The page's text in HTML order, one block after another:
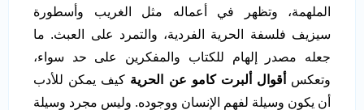
الملهمة، وتظهر في أعماله مثل الغريب وأسطورة
سيزيف فلسفة الحرية الفردية، والتمرد على العبث. ما
جعله مصدر إلهام للكتاب والمفكرين على حد سواء،
وتعكس
أقوال ألبرت كامو عن الحرية كيف يمكن للأدب
أن يكون وسيلة لفهم الإنسان ووجوده. وليس مجرد وسيلة